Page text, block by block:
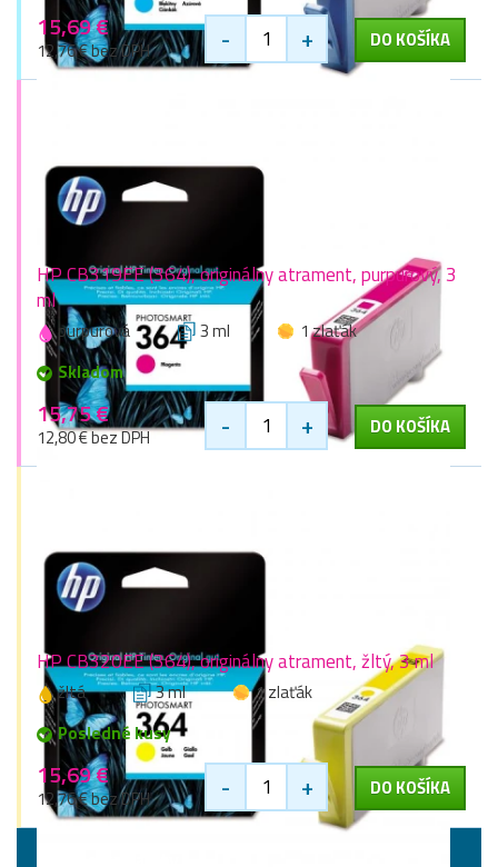
15,69 €
12,76 € bez DPH - + DO KOŠÍKA
HP CB319EE (364), originálny atrament, purpurový, 3
ml
purpurová 3 ml
1 zlaťák
Skladom
15,75 €
12,80 € bez DPH - + DO KOŠÍKA
HP CB320EE (364), originálny atrament, žltý, 3 ml
žltá 3 ml
1 zlaťák
Posledné kusy
15,69 €
12,76 € bez DPH - + DO KOŠÍKA